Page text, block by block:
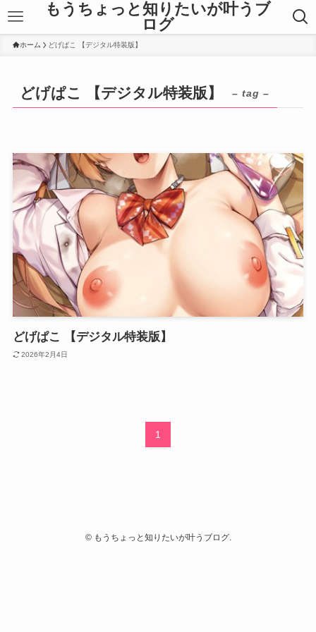
もうちょっと知りたいが叶うブ
ログ
ホーム どげぱこ 【デジタル特装版】
どげぱこ 【デジタル特装版】 – tag –
どげぱこ 【デジタル特装版】
2026年2月4日
1
©もうちょっと知りたいが叶うブログ.